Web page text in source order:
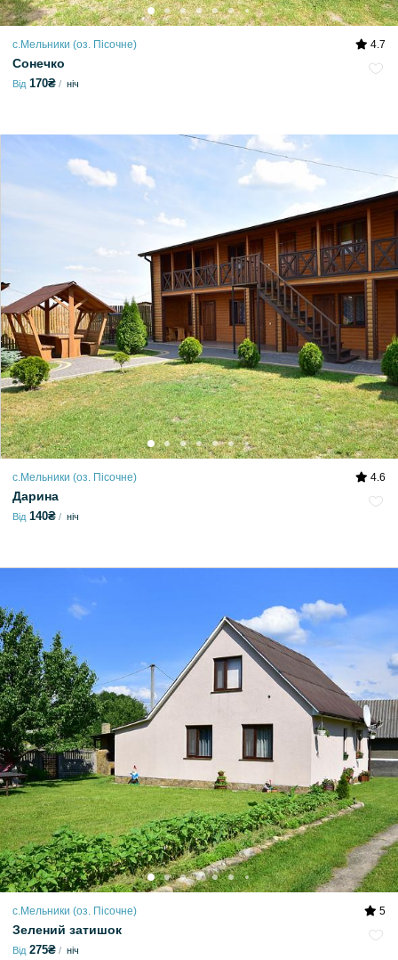
с.Мельники (оз. Пісочне) 4.7
Сонечко
Від 170₴ ніч
с.Мельники (оз. Пісочне) 4.6
Дарина
Від 140₴ ніч
с.Мельники (оз. Пісочне) 5
Зелений затишок
Від 275₴ ніч